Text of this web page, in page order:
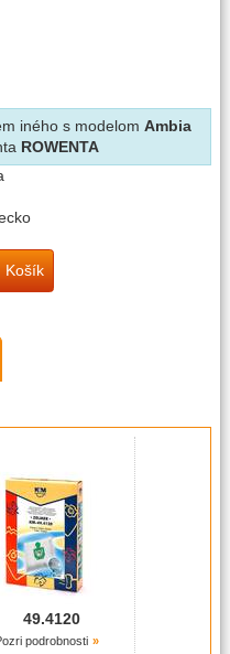
iného s modelom Ambia
ROWENTA
Košík
49.4120
podrobnosti